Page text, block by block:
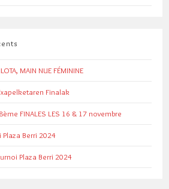
MAIN NUE FÉMININE
Finalak
FINALES LES 16 & 17 novembre
Plaza Berri 2024
Plaza Berri 2024